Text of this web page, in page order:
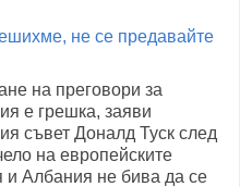
на преговори за
е грешка, заяви
съвет Доналд Туск след
на европейските
и Албания не бива да се